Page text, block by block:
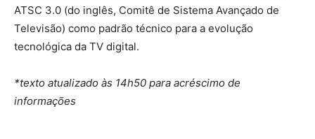
ATSC 3.0 (do inglês, Comitê de Sistema Avançado de
Televisão) como padrão técnico para a evolução
tecnológica da TV digital.
*texto atualizado às 14h50 para acréscimo de
informações